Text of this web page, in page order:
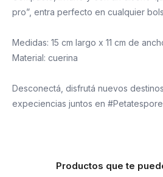
pro”, entra perfecto en cualquier
Medidas: 15 cm largo x 11 cm de
Material: cuerina
Desconectá, disfrutá nuevos
expeciencias juntos en
Productos que te